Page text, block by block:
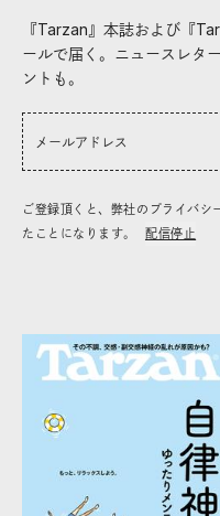
『Tarzan』本誌および『
ールで届く。ニュースレタ
ントも。
ご登録頂くと、弊社のプライバシ
たことになります。
配信停止